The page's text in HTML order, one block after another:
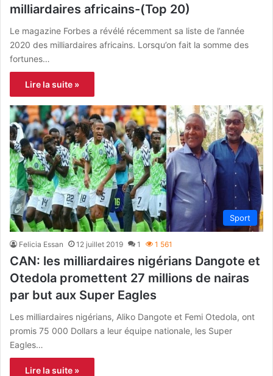
milliardaires africains-(Top 20)
Le magazine Forbes a révélé récemment sa liste de l’année
2020 des milliardaires africains. Lorsqu’on fait la somme des
fortunes…
Lire la suite »
Sport
Felicia Essan 12 juillet 2019 1 1 561
CAN: les milliardaires nigérians Dangote et
Otedola promettent 27 millions de nairas
par but aux Super Eagles
Les milliardaires nigérians, Aliko Dangote et Femi Otedola, ont
promis 75 000 Dollars a leur équipe nationale, les Super
Eagles…
Lire la suite »